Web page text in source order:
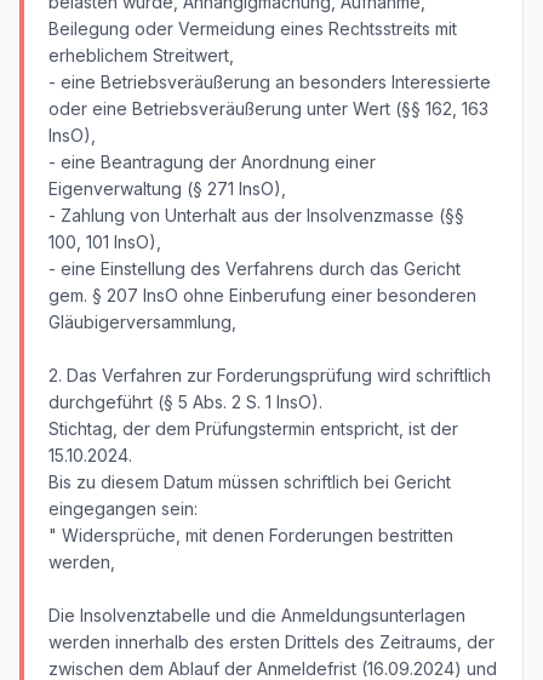
Beilegung oder Vermeidung eines Rechtsstreits mit
erheblichem Streitwert,
- eine Betriebsveräußerung an besonders Interessierte
oder eine Betriebsveräußerung unter Wert (§§ 162, 163
InsO),
- eine Beantragung der Anordnung einer
Eigenverwaltung (§ 271 InsO),
- Zahlung von Unterhalt aus der Insolvenzmasse (§§
100, 101 InsO),
- eine Einstellung des Verfahrens durch das Gericht
gem. § 207 InsO ohne Einberufung einer besonderen
Gläubigerversammlung,
2. Das Verfahren zur Forderungsprüfung wird schriftlich
durchgeführt (§ 5 Abs. 2 S. 1 InsO).
Stichtag, der dem Prüfungstermin entspricht, ist der
15.10.2024.
Bis zu diesem Datum müssen schriftlich bei Gericht
eingegangen sein:
" Widersprüche, mit denen Forderungen bestritten
werden,
Die Insolvenztabelle und die Anmeldungsunterlagen
werden innerhalb des ersten Drittels des Zeitraums, der
zwischen dem Ablauf der Anmeldefrist (16.09.2024) und